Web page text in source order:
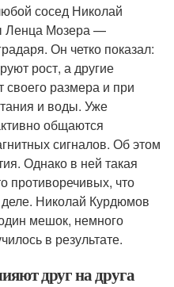
сосед Николай
Ленца Мозера —
Он четко показал:
рост, а другие
своего размера и при
и воды. Уже
общаются
сигналов. Об этом
Однако в ней такая
противоречивых, что
Николай Курдюмов
мешок, немного
в результате.
друг на друга